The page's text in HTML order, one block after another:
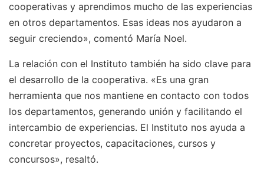
cooperativas y aprendimos mucho de las experiencias
en otros departamentos. Esas ideas nos ayudaron a
seguir creciendo», comentó María Noel.
La relación con el Instituto también ha sido clave para
el desarrollo de la cooperativa. «Es una gran
herramienta que nos mantiene en contacto con todos
los departamentos, generando unión y facilitando el
intercambio de experiencias. El Instituto nos ayuda a
concretar proyectos, capacitaciones, cursos y
concursos», resaltó.